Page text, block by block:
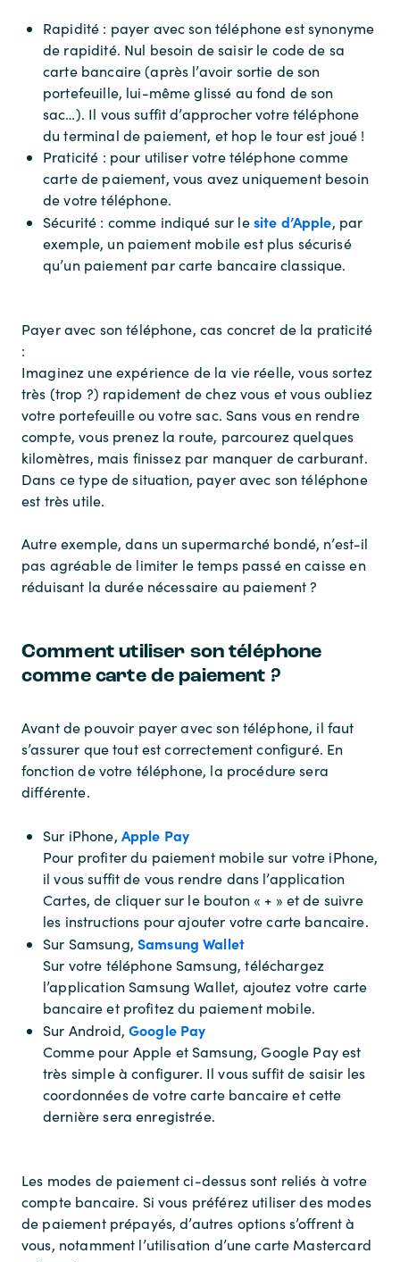
Rapidité : payer avec son téléphone est synonyme
de rapidité. Nul besoin de saisir le code de sa
carte bancaire (après l’avoir sortie de son
portefeuille, lui-même glissé au fond de son
sac…). Il vous suffit d’approcher votre téléphone
du terminal de paiement, et hop le tour est joué !
Praticité : pour utiliser votre téléphone comme
carte de paiement, vous avez uniquement besoin
de votre téléphone.
Sécurité : comme indiqué sur lesite d’Apple, par
exemple, un paiement mobile est plus sécurisé
qu’un paiement par carte bancaire classique.
Payer avec son téléphone, cas concret de la praticité
:
Imaginez une expérience de la vie réelle, vous sortez
très (trop ?) rapidement de chez vous et vous oubliez
votre portefeuille ou votre sac. Sans vous en rendre
compte, vous prenez la route, parcourez quelques
kilomètres, mais finissez par manquer de carburant.
Dans ce type de situation, payer avec son téléphone
est très utile.
Autre exemple, dans un supermarché bondé, n’est-il
pas agréable de limiter le temps passé en caisse en
réduisant la durée nécessaire au paiement ?
Comment utiliser son téléphone
comme carte de paiement ?
Avant de pouvoir payer avec son téléphone, il faut
s’assurer que tout est correctement configuré. En
fonction de votre téléphone, la procédure sera
différente.
Sur iPhone, Apple Pay
Pour profiter du paiement mobile sur votre iPhone,
il vous suffit de vous rendre dans l’application
Cartes, de cliquer sur le bouton « + » et de suivre
les instructions pour ajouter votre carte bancaire.
Sur Samsung, Samsung Wallet
Sur votre téléphone Samsung, téléchargez
l’application Samsung Wallet, ajoutez votre carte
bancaire et profitez du paiement mobile.
Sur Android, Google Pay
Comme pour Apple et Samsung, Google Pay est
très simple à configurer. Il vous suffit de saisir les
coordonnées de votre carte bancaire et cette
dernière sera enregistrée.
Les modes de paiement ci-dessus sont reliés à votre
compte bancaire. Si vous préférez utiliser des modes
de paiement prépayés, d’autres options s’offrent à
vous, notamment l’utilisation d’une carte Mastercard